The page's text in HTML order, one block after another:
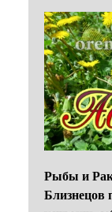
Рыбы и
Близнецов